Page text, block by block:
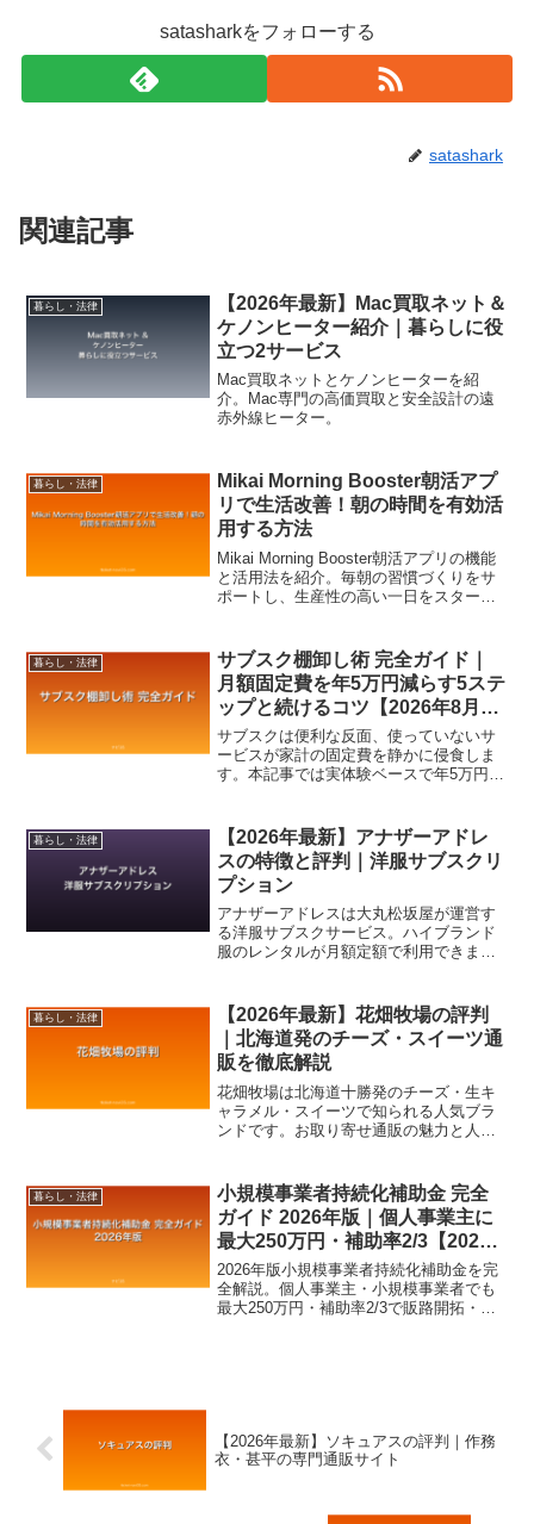
satasharkをフォローする
satashark
関連記事
暮らし・法律
【2026年最新】Mac買取ネット＆
ケノンヒーター紹介｜暮らしに役
立つ2サービス
Mac買取ネットとケノンヒーターを紹
介。Mac専門の高価買取と安全設計の遠
赤外線ヒーター。
暮らし・法律
Mikai Morning Booster朝活アプ
リで生活改善！朝の時間を有効活
用する方法
Mikai Morning Booster朝活アプリの機能
と活用法を紹介。毎朝の習慣づくりをサ
ポートし、生産性の高い一日をスタート
暮らし・法律
サブスク棚卸し術 完全ガイド｜
月額固定費を年5万円減らす5ステ
ップと続けるコツ【2026年8月最
新】
サブスクは便利な反面、使っていないサ
ービスが家計の固定費を静かに侵食しま
す。本記事では実体験ベースで年5万円以
定・プラン最適化・解約導線・定例点検
まで実践的にまとめました。
暮らし・法律
【2026年最新】アナザーアドレ
スの特徴と評判｜洋服サブスクリ
プション
アナザーアドレスは大丸松坂屋が運営す
る洋服サブスクサービス。ハイブランド
服のレンタルが月額定額で利用できま
暮らし・法律
【2026年最新】花畑牧場の評判
｜北海道発のチーズ・スイーツ通
販を徹底解説
花畑牧場は北海道十勝発のチーズ・生キ
ャラメル・スイーツで知られる人気ブラ
ンドです。お取り寄せ通販の魅力と人気
暮らし・法律
小規模事業者持続化補助金 完全
ガイド 2026年版｜個人事業主に
最大250万円・補助率2/3【2026
年8月最新】
2026年版小規模事業者持続化補助金を完
全解説。個人事業主・小規模事業者でも
最大250万円・補助率2/3で販路開拓・
【2026年最新】ソキュアスの評判｜作務
衣・甚平の専門通販サイト